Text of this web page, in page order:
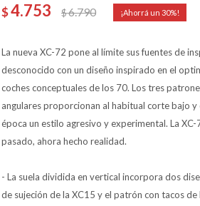
$4.753 $6.790 30
La nueva XC-72 pone al límite sus fuentes de
desconocido con un diseño inspirado en el
coches conceptuales de los 70. Los tres
angulares proporcionan al habitual corte bajo
época un estilo agresivo y experimental. La
pasado, ahora hecho realidad.
- La suela dividida en vertical incorpora dos
de sujeción de la XC15 y el patrón con tacos de